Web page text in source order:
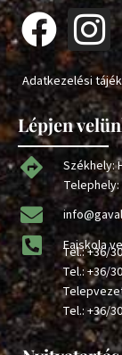
Adatkezelési
Lépjen
Székhely:
Faiskola
Tel.:+36/
Tel.:+36/
Tel.:+36/